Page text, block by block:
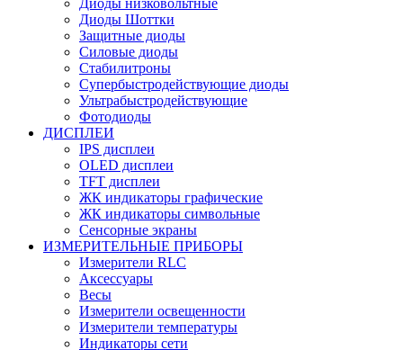
Диоды Шоттки
Защитные диоды
Силовые диоды
Стабилитроны
Супербыстродействующие диоды
Ультрабыстродействующие
Фотодиоды
ДИСПЛЕИ
IPS дисплеи
OLED дисплеи
TFT дисплеи
ЖК индикаторы графические
ЖК индикаторы символьные
Сенсорные экраны
ИЗМЕРИТЕЛЬНЫЕ ПРИБОРЫ
Измерители RLC
Аксессуары
Весы
Измерители освещенности
Измерители температуры
Индикаторы сети